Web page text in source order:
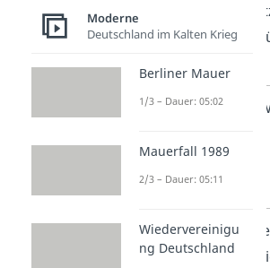
USA für
1964 Tonkin-
1965
Beginn
Moderne
Deutschland im Kalten Krieg
Berliner Mauer
1/3 – Dauer: 05:02
Mauerfall 1989
2/3 – Dauer: 05:11
Wiedervereinigu
ng Deutschland